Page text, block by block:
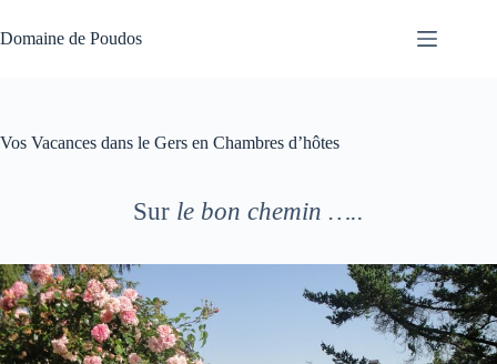
au
contenu
Domaine de Poudos
Vos Vacances dans le Gers en Chambres d’hôtes
Sur le bon chemin …..